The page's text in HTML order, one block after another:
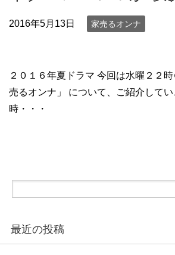
2016年5月13日 家売るオンナ
２０１６年夏ドラマ 今回は水曜２２
売るオンナ」 について、ご紹介してい
時・・・
最近の投稿